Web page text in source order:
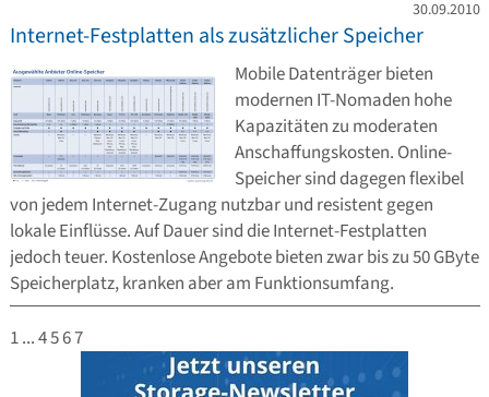
30.09.2010
Internet-Festplatten als zusätzlicher Speicher
Mobile Datenträger bieten
modernen IT-Nomaden hohe
Kapazitäten zu moderaten
Anschaffungskosten. Online-
Speicher sind dagegen flexibel
von jedem Internet-Zugang nutzbar und resistent gegen
lokale Einflüsse. Auf Dauer sind die Internet-Festplatten
jedoch teuer. Kostenlose Angebote bieten zwar bis zu 50 GByte
Speicherplatz, kranken aber am Funktionsumfang.
1...4567